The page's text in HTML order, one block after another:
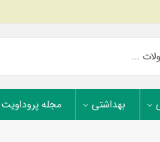
بهداشتی مجله پروداویت